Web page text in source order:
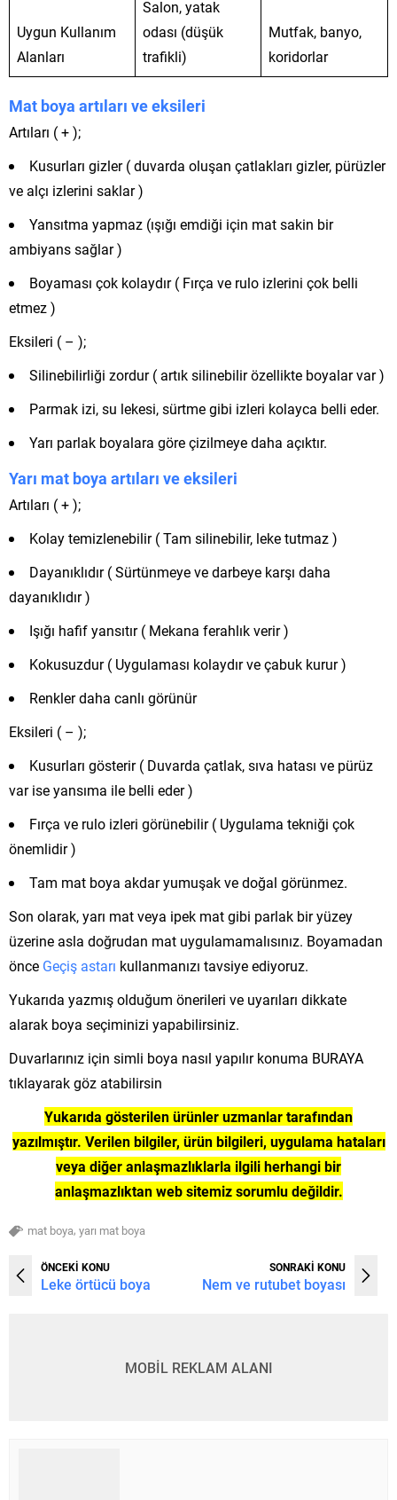
Uygun Kullanım
Alanları
Salon, yatak
odası (düşük
trafikli)
Mutfak, banyo,
koridorlar
Mat boya artıları ve eksileri
Artıları ( + );
Kusurları gizler ( duvarda oluşan çatlakları gizler, pürüzler
ve alçı izlerini saklar )
Yansıtma yapmaz (ışığı emdiği için mat sakin bir
ambiyans sağlar )
Boyaması çok kolaydır ( Fırça ve rulo izlerini çok belli
etmez )
Eksileri ( – );
Silinebilirliği zordur ( artık silinebilir özellikte boyalar var )
Parmak izi, su lekesi, sürtme gibi izleri kolayca belli eder.
Yarı parlak boyalara göre çizilmeye daha açıktır.
Yarı mat boya artıları ve eksileri
Artıları ( + );
Kolay temizlenebilir ( Tam silinebilir, leke tutmaz )
Dayanıklıdır ( Sürtünmeye ve darbeye karşı daha
dayanıklıdır )
Işığı hafif yansıtır ( Mekana ferahlık verir )
Kokusuzdur ( Uygulaması kolaydır ve çabuk kurur )
Renkler daha canlı görünür
Eksileri ( – );
Kusurları gösterir ( Duvarda çatlak, sıva hatası ve pürüz
var ise yansıma ile belli eder )
Fırça ve rulo izleri görünebilir ( Uygulama tekniği çok
önemlidir )
Tam mat boya akdar yumuşak ve doğal görünmez.
Son olarak, yarı mat veya ipek mat gibi parlak bir yüzey
üzerine asla doğrudan mat uygulamamalısınız. Boyamadan
önce Geçiş astarı kullanmanızı tavsiye ediyoruz.
Yukarıda yazmış olduğum önerileri ve uyarıları dikkate
alarak boya seçiminizi yapabilirsiniz.
Duvarlarınız için simli boya nasıl yapılır konuma BURAYA
tıklayarak göz atabilirsin
Yukarıda gösterilen ürünler uzmanlar tarafından
yazılmıştır. Verilen bilgiler, ürün bilgileri, uygulama hataları
veya diğer anlaşmazlıklarla ilgili herhangi bir
anlaşmazlıktan web sitemiz sorumlu değildir.
mat boya, yarı mat boya
ÖNCEKİ KONU
Leke örtücü boya
SONRAKİ KONU
Nem ve rutubet boyası
MOBİL REKLAM ALANI